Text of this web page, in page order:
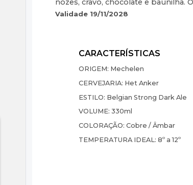
nozes, cravo, chocolate e baunilha.
Validade 19/11/2028
ORIGEM: Mechelen
CERVEJARIA: Het Anker
ESTILO: Belgian Strong Dark Ale
VOLUME: 330ml
COLORAÇÃO: Cobre / Âmbar
TEMPERATURA IDEAL: 8º a 12º